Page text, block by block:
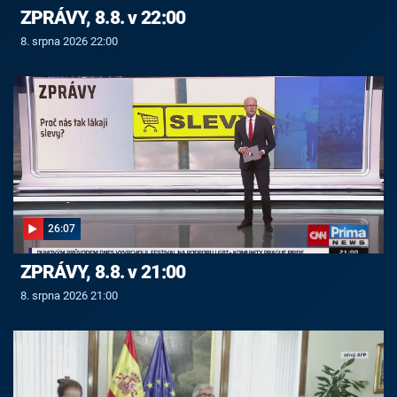
ZPRÁVY, 8.8. v 22:00
8. srpna 2026 22:00
26:07
ZPRÁVY, 8.8. v 21:00
8. srpna 2026 21:00